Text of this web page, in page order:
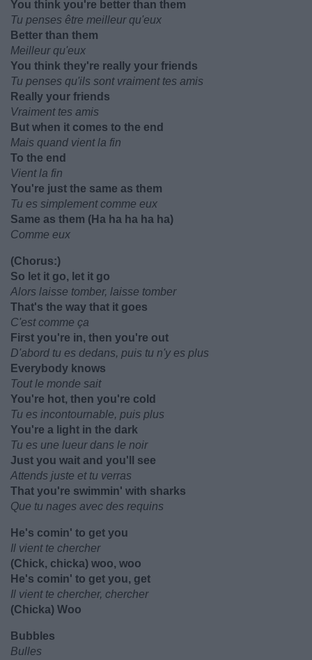
You think you're better than them
Tu penses être meilleur qu'eux
Better than them
Meilleur qu'eux
You think they're really your friends
Tu penses qu'ils sont vraiment tes amis
Really your friends
Vraiment tes amis
But when it comes to the end
Mais quand vient la fin
To the end
Vient la fin
You're just the same as them
Tu es simplement comme eux
Same as them (Ha ha ha ha ha)
Comme eux
(Chorus:)
So lеt it go, let it go
Alors laisse tomber, laisse tomber
That's the way that it goes
C'est comme ça
First you'rе in, then you're out
D'abord tu es dedans, puis tu n'y es plus
Everybody knows
Tout le monde sait
You're hot, then you're cold
Tu es incontournable, puis plus
You're a light in the dark
Tu es une lueur dans le noir
Just you wait and you'll see
Attends juste et tu verras
That you're swimmin' with sharks
Que tu nages avec des requins
He's comin' to get you
Il vient te chercher
(Chick, chicka) woo, woo
He's comin' to get you, get
Il vient te chercher, chercher
(Chicka) Woo
Bubbles
Bulles